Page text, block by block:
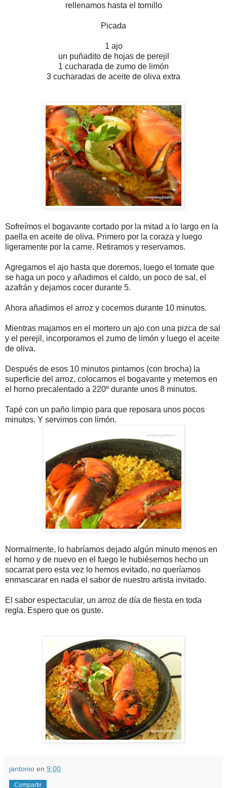
rellenamos hasta el tornillo
Picada
1 ajo
un puñadito de hojas de perejil
1 cucharada de zumo de limón
3 cucharadas de aceite de oliva extra
Sofreímos el bogavante cortado por la mitad a lo largo en la
paella en aceite de oliva. Primero por la coraza y luego
ligeramente por la carne. Retiramos y reservamos.
Agregamos el ajo hasta que doremos, luego el tomate que
se haga un poco y añadimos el caldo, un poco de sal, el
azafrán y dejamos cocer durante 5.
Ahora añadimos el arroz y cocemos durante 10 minutos.
Mientras majamos en el mortero un ajo con una pizca de sal
y el perejil, incorporamos el zumo de limón y luego el aceite
de oliva.
Después de esos 10 minutos pintamos (con brocha) la
superficie del arroz, colocamos el bogavante y metemos en
el horno precalentado a 220º durante unos 8 minutos.
Tapé con un paño limpio para que reposara unos pocos
minutos. Y servimos con limón.
Normalmente, lo habríamos dejado algún minuto menos en
el horno y de nuevo en el fuego le hubiésemos hecho un
socarrat pero esta vez lo hemos evitado, no queríamos
enmascarar en nada el sabor de nuestro artista invitado.
El sabor espectacular, un arroz de día de fiesta en toda
regla. Espero que os guste.
jantonio en 9:00
Compartir